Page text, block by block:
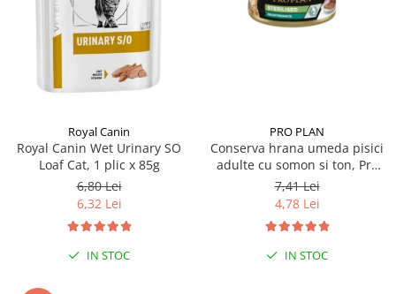
Royal Canin
Royal Canin Wet Urinary SO
Loaf Cat, 1 plic x 85g
6,80 Lei
6,32 Lei
IN STOC
PRO PLAN
Conserva hrana umeda pisici
adulte cu somon si ton, Pro
Plan Sterilised Maintenance,
85 g
7,41 Lei
4,78 Lei
IN STOC